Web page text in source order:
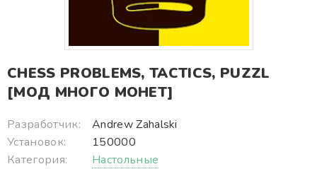
CHESS PROBLEMS, TACTICS, PUZZL
[МОД МНОГО МОНЕТ]
Разработчик:
Andrew Zahalski
Установок:
150000
Категория:
Настольные